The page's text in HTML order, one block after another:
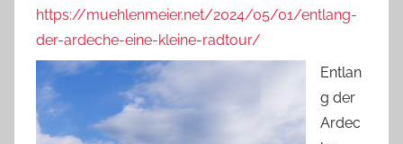
https://muehlenmeier.net/2024/05/01/entlang-
der-ardeche-eine-kleine-radtour/
Entlan
g der
Ardec